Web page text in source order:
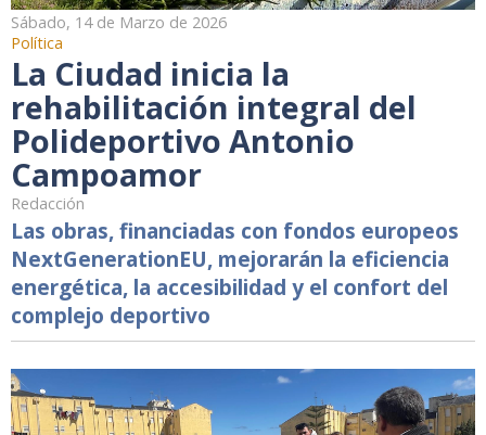
Sábado, 14 de Marzo de 2026
Política
La Ciudad inicia la
rehabilitación integral del
Polideportivo Antonio
Campoamor
Redacción
Las obras, financiadas con fondos europeos
NextGenerationEU, mejorarán la eficiencia
energética, la accesibilidad y el confort del
complejo deportivo